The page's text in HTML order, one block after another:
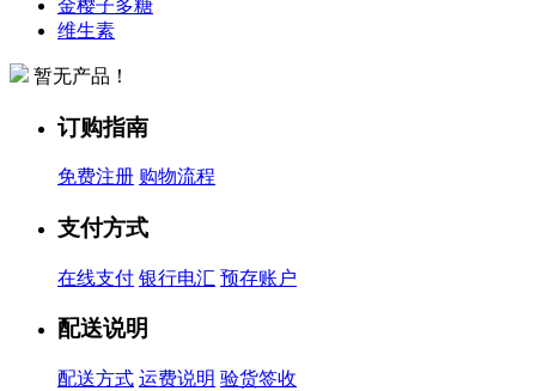
金樱子多糖
维生素
暂无产品！
订购指南
免费注册 购物流程
支付方式
在线支付 银行电汇 预存账户
配送说明
配送方式 运费说明 验货签收